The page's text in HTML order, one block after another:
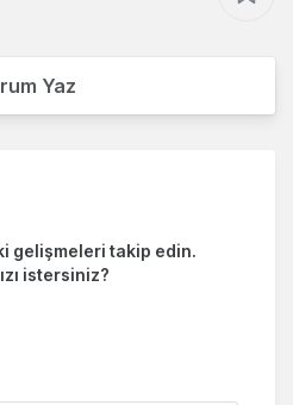
Yaz
gelişmeleri takip edin.
istersiniz?